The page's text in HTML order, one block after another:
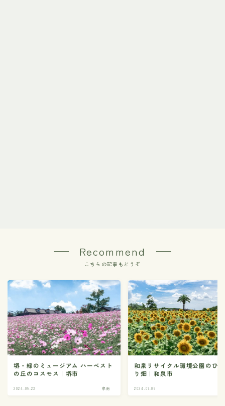
Recommend
こちらの記事もどうぞ
堺・緑のミュージアム ハーベスト
の丘のコスモス｜堺市
2024.09.23 泉南
和泉リサイクル環境公園のひ
り畑｜和泉市
2024.07.09